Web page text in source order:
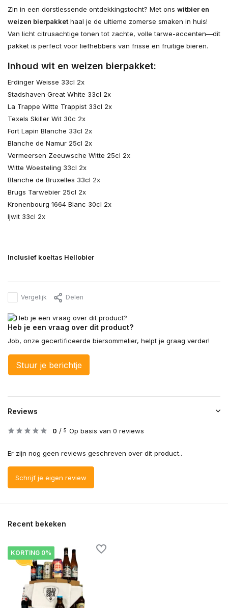
Zin in een dorstlessende ontdekkingstocht? Met ons witbier en
weizen bierpakkethaal je de ultieme zomerse smaken in huis!
Van licht citrusachtige tonen tot zachte, volle tarwe-accenten—dit
pakket is perfect voor liefhebbers van frisse en fruitige bieren.
Inhoud wit en weizen bierpakket:
Erdinger Weisse 33cl 2x
Stadshaven Great White 33cl 2x
La Trappe Witte Trappist 33cl 2x
Texels Skiller Wit 30c 2x
Fort Lapin Blanche 33cl 2x
Blanche de Namur 25cl 2x
Vermeersen Zeeuwsche Witte 25cl 2x
Witte Woesteling 33cl 2x
Blanche de Bruxelles 33cl 2x
Brugs Tarwebier 25cl 2x
Kronenbourg 1664 Blanc 30cl 2x
Ijwit 33cl 2x
Inclusief koeltas Hellobier
Vergelijk Delen
Heb je een vraag over dit product?
Job, onze gecertificeerde biersommelier, helpt je graag verder!
Stuur je berichtje
Reviews
0 / 5 Op basis van 0 reviews
Er zijn nog geen reviews geschreven over dit product..
Schrijf je eigen review
Recent bekeken
KORTING 0%